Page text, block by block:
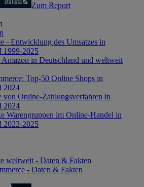
Zum Report
- Entwicklung des Umsatzes in
1999-2025
Amazon in Deutschland und weltweit
Top-50 Online Shops in
2024
von Online-Zahlungsverfahren in
2024
Warengruppen im Online-Handel in
2023-2025
weltweit - Daten & Fakten
- Daten & Fakten